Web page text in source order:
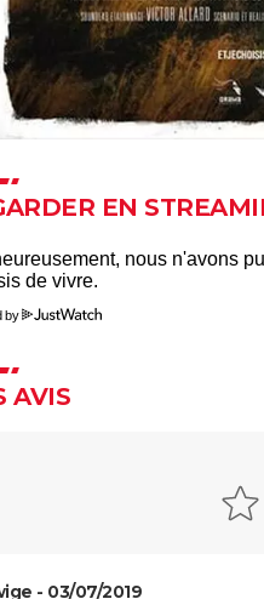
EN
by
AVIS
- 03/07/2019